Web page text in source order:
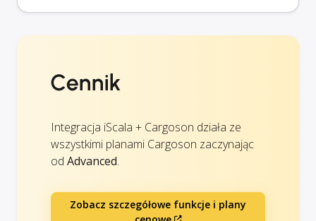
Cennik
Integracja iScala + Cargoson działa ze
wszystkimi planami Cargoson zaczynając
od Advanced.
Zobacz szczegółowe funkcje i plany